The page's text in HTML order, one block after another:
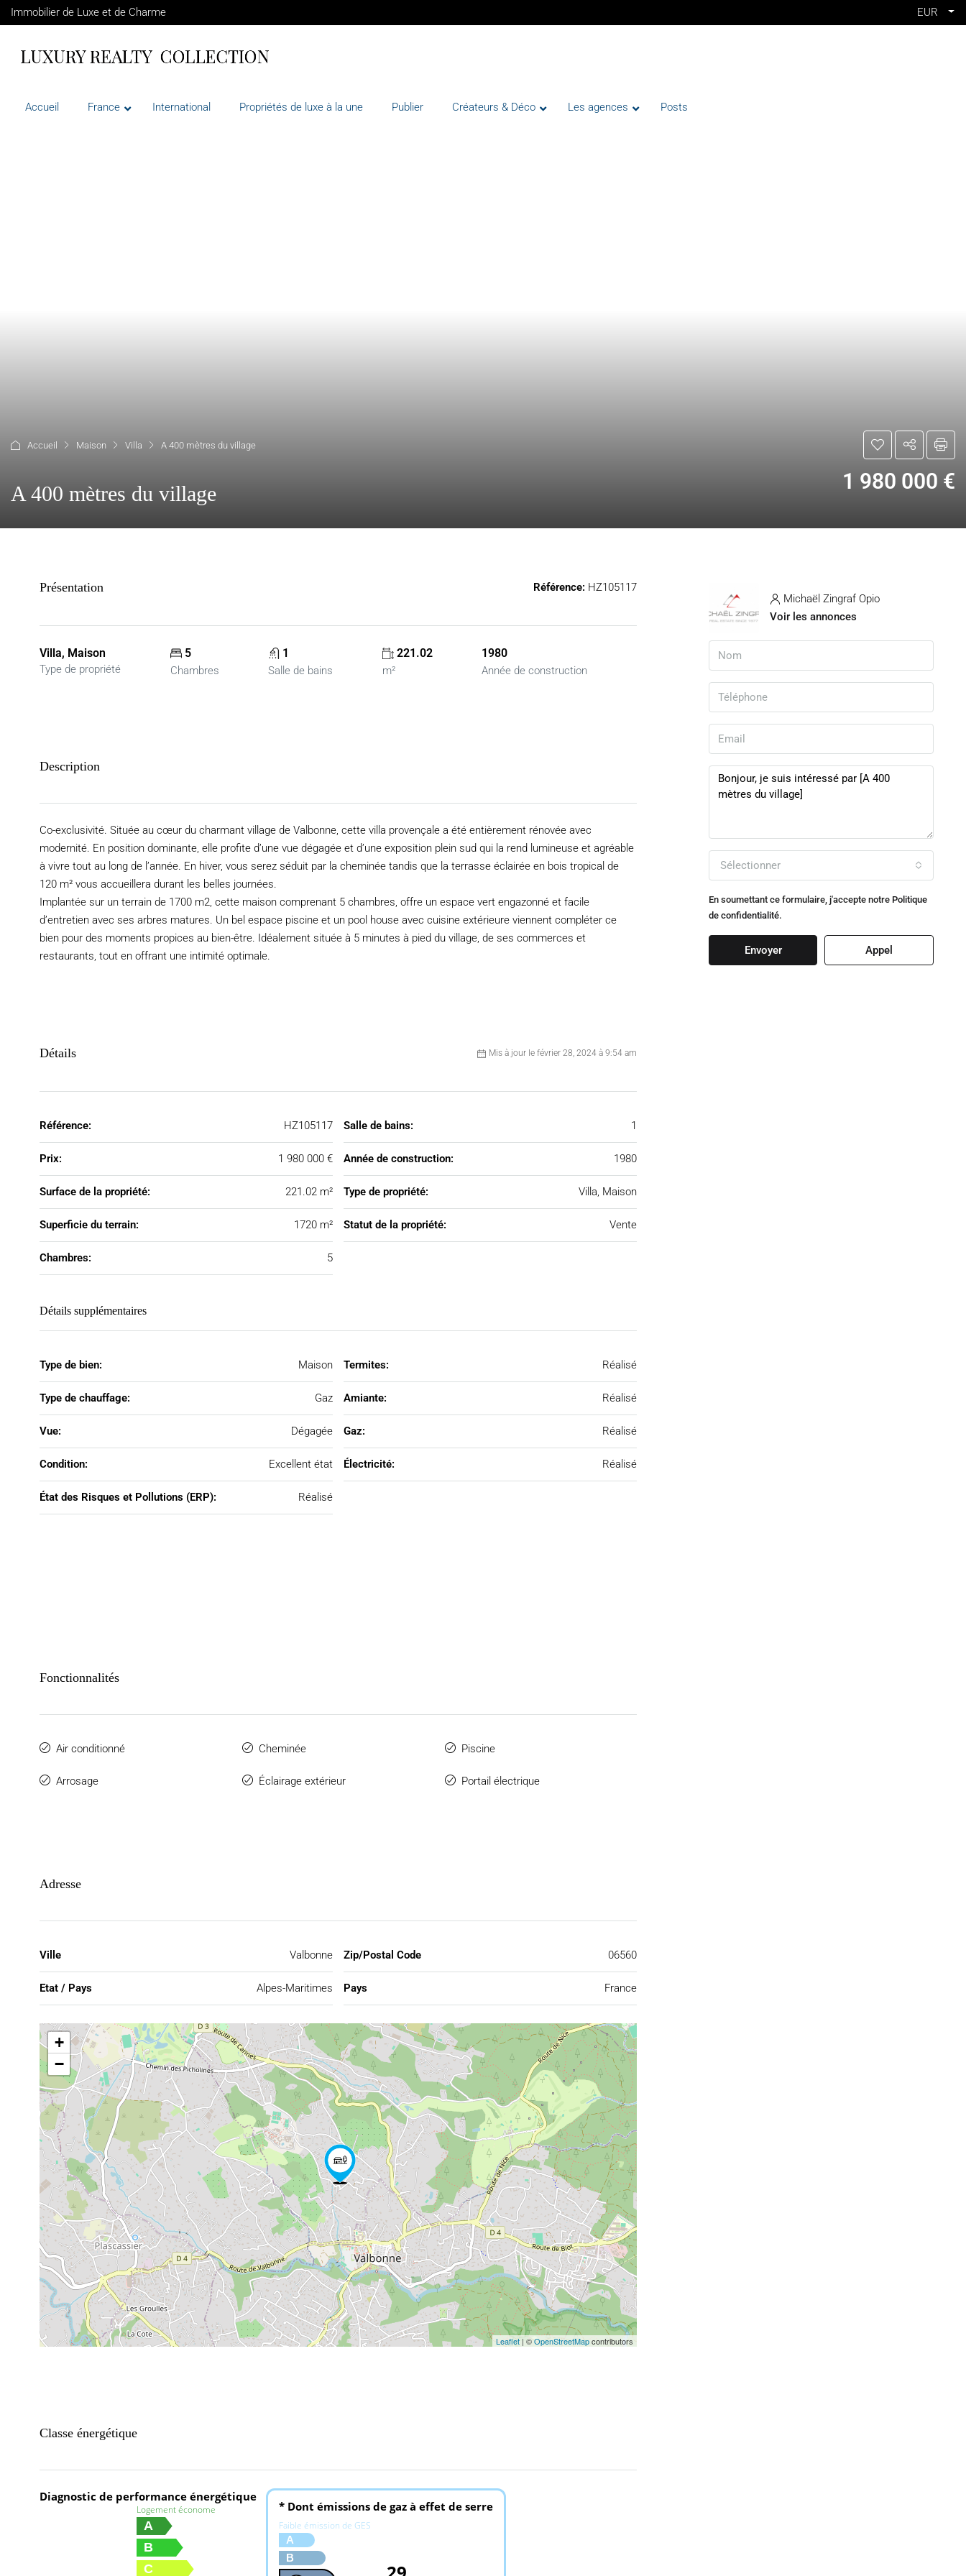
Immobilier de Luxe et de Charme EUR
Accueil France International Propriétés de luxe à la une Publier Créateurs & Déco Les agences Posts
Accueil Maison Villa A 400 mètres du village
A 400 mètres du village 1 980 000 €
Présentation Référence: HZ105117
Villa, Maison
Type de propriété
5
Chambres
1
Salle de bains
221.02
m²
1980
Année de construction
Description
Co-exclusivité. Située au cœur du charmant village de Valbonne, cette villa provençale a été entièrement rénovée avec
modernité. En position dominante, elle profite d’une vue dégagée et d’une exposition plein sud qui la rend lumineuse et agréable
à vivre tout au long de l’année. En hiver, vous serez séduit par la cheminée tandis que la terrasse éclairée en bois tropical de
120 m² vous accueillera durant les belles journées.
Implantée sur un terrain de 1700 m2, cette maison comprenant 5 chambres, offre un espace vert engazonné et facile
d’entretien avec ses arbres matures. Un bel espace piscine et un pool house avec cuisine extérieure viennent compléter ce
bien pour des moments propices au bien-être. Idéalement située à 5 minutes à pied du village, de ses commerces et
restaurants, tout en offrant une intimité optimale.
Détails Mis à jour le février 28, 2024 à 9:54 am
Référence: HZ105117
Prix: 1 980 000 €
Surface de la propriété: 221.02 m²
Superficie du terrain: 1720 m²
Chambres: 5
Salle de bains: 1
Année de construction: 1980
Type de propriété: Villa, Maison
Statut de la propriété: Vente
Détails supplémentaires
Type de bien: Maison
Type de chauffage: Gaz
Vue: Dégagée
Condition: Excellent état
État des Risques et Pollutions (ERP): Réalisé
Termites: Réalisé
Amiante: Réalisé
Gaz: Réalisé
Électricité: Réalisé
Fonctionnalités
Air conditionné
Arrosage
Cheminée
Éclairage extérieur
Piscine
Portail électrique
Adresse
Ville Valbonne
Etat / Pays Alpes-Maritimes
Zip/Postal Code 06560
Pays France
+
−
Leaflet| ©OpenStreetMapcontributors
Classe énergétique
Diagnostic de performance énergétique
Logement économe
A
B
C
* Dont émissions de gaz à effet de serre
Faible émission de GES
A
B
Michaël Zingraf Opio
Voir les annonces
Sélectionner
En soumettant ce formulaire, j'accepte notre Politique
de confidentialité.
Envoyer Appel